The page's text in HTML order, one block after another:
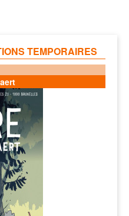
TEMPORAIRES